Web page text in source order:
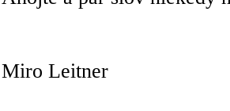
Miro Leitner